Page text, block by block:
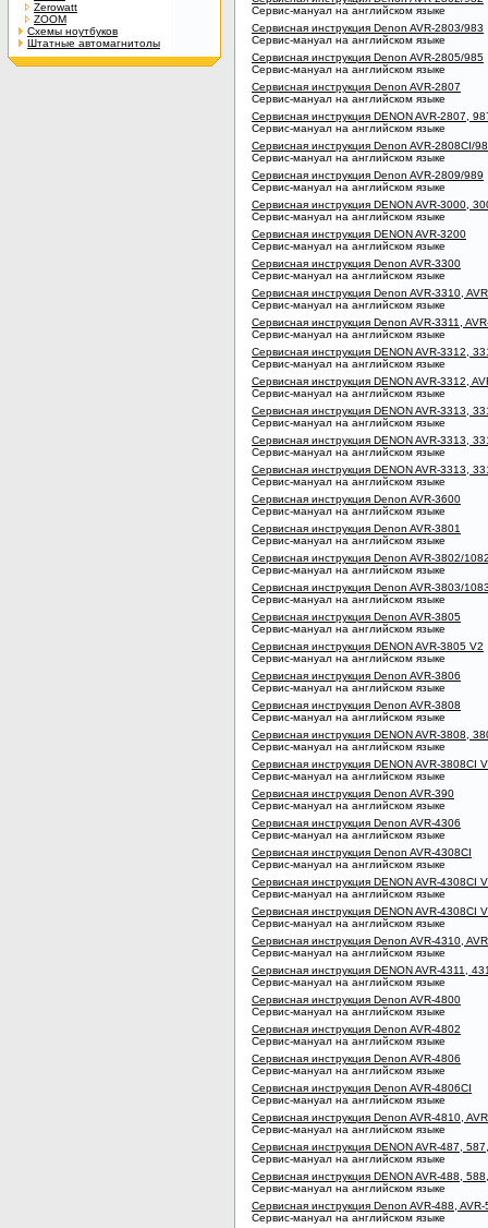
Zerowatt
ZOOM
Схемы ноутбуков
Штатные автомагнитолы
Сервис-мануал на английском языке
Сервисная инструкция Denon AVR-2803/983
Сервис-мануал на английском языке
Сервисная инструкция Denon AVR-2805/985
Сервис-мануал на английском языке
Сервисная инструкция Denon AVR-2807
Сервис-мануал на английском языке
Сервисная инструкция DENON AVR-2807,
Сервис-мануал на английском языке
Сервисная инструкция Denon AVR-2808CI/
Сервис-мануал на английском языке
Сервисная инструкция Denon AVR-2809/989
Сервис-мануал на английском языке
Сервисная инструкция DENON AVR-3000,
Сервис-мануал на английском языке
Сервисная инструкция DENON AVR-3200
Сервис-мануал на английском языке
Сервисная инструкция Denon AVR-3300
Сервис-мануал на английском языке
Сервисная инструкция Denon AVR-3310,
Сервис-мануал на английском языке
Сервисная инструкция Denon AVR-3311,
Сервис-мануал на английском языке
Сервисная инструкция DENON AVR-3312,
Сервис-мануал на английском языке
Сервисная инструкция DENON AVR-3312,
Сервис-мануал на английском языке
Сервисная инструкция DENON AVR-3313,
Сервис-мануал на английском языке
Сервисная инструкция DENON AVR-3313,
Сервис-мануал на английском языке
Сервисная инструкция DENON AVR-3313,
Сервис-мануал на английском языке
Сервисная инструкция Denon AVR-3600
Сервис-мануал на английском языке
Сервисная инструкция Denon AVR-3801
Сервис-мануал на английском языке
Сервисная инструкция Denon AVR-3802/
Сервис-мануал на английском языке
Сервисная инструкция Denon AVR-3803/
Сервис-мануал на английском языке
Сервисная инструкция Denon AVR-3805
Сервис-мануал на английском языке
Сервисная инструкция DENON AVR-3805 V2
Сервис-мануал на английском языке
Сервисная инструкция Denon AVR-3806
Сервис-мануал на английском языке
Сервисная инструкция Denon AVR-3808
Сервис-мануал на английском языке
Сервисная инструкция DENON AVR-3808,
Сервис-мануал на английском языке
Сервисная инструкция DENON AVR-3808CI
Сервис-мануал на английском языке
Сервисная инструкция Denon AVR-390
Сервис-мануал на английском языке
Сервисная инструкция Denon AVR-4306
Сервис-мануал на английском языке
Сервисная инструкция Denon AVR-4308CI
Сервис-мануал на английском языке
Сервисная инструкция DENON AVR-4308CI
Сервис-мануал на английском языке
Сервисная инструкция DENON AVR-4308CI
Сервис-мануал на английском языке
Сервисная инструкция Denon AVR-4310,
Сервис-мануал на английском языке
Сервисная инструкция DENON AVR-4311,
Сервис-мануал на английском языке
Сервисная инструкция Denon AVR-4800
Сервис-мануал на английском языке
Сервисная инструкция Denon AVR-4802
Сервис-мануал на английском языке
Сервисная инструкция Denon AVR-4806
Сервис-мануал на английском языке
Сервисная инструкция Denon AVR-4806CI
Сервис-мануал на английском языке
Сервисная инструкция Denon AVR-4810,
Сервис-мануал на английском языке
Сервисная инструкция DENON AVR-487,
Сервис-мануал на английском языке
Сервисная инструкция DENON AVR-488,
Сервис-мануал на английском языке
Сервисная инструкция Denon AVR-488,
Сервис-мануал на английском языке